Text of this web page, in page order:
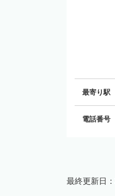
最寄り駅
電話番号
最終更新日：